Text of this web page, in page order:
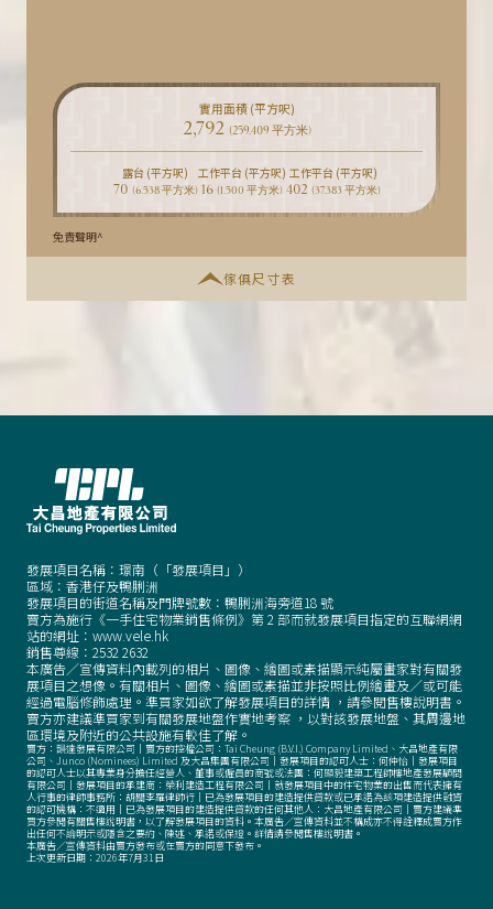
實用面積 (平方呎)
2,792 (259.409 平方米)
露台 (平方呎)
70 (6.538 平方米)
工作平台 (平方呎)
16 (1.500 平方米)
工作平台 (平方呎)
402 (37.383 平方米)
免責聲明^
傢俱尺寸表
發展項目名稱：璟南（「發展項目」）
區域：香港仔及鴨脷洲
發展項目的街道名稱及門牌號數：鴨脷洲海旁道18 號
賣方為施行《一手住宅物業銷售條例》第 2 部而就發展項目指定的互聯網網
站的網址：www.vele.hk
銷售尊線： 2532 2632
本廣告／宣傳資料內載列的相片、圖像、繪圖或素描顯示純屬畫家對有關發
展項目之想像。有關相片、圖像、繪圖或素描並非按照比例繪畫及／或可能
經過電腦修飾處理。準買家如欲了解發展項目的詳情 ， 請參閱售樓說明書。
賣方亦建議準買家到有關發展地盤作實地考察 ， 以對該發展地盤、其周邊地
區環境及附近的公共設施有較佳了解。
賣方：韻達發展有限公司｜賣方的控權公司：Tai Cheung (B.V.I.) Company Limited、大昌地產有限
公司、Junco (Nominees) Limited 及大昌集團有限公司｜發展項目的認可人士：何仲怡｜發展項目
的認可人士以其專業身分擔任經營人、董事或僱員的商號或法團：何顯毅建築工程師樓地產發展顧問
有限公司｜發展項目的承建商：榮利建造工程有限公司｜就發展項目中的住宅物業的出售而代表擁有
人行事的律師事務所：胡關李羅律師行｜已為發展項目的建造提供貸款或已承諾為該項建造提供融資
的認可機構：不適用｜已為發展項目的建造提供貸款的任何其他人：大昌地產有限公司｜賣方建議準
買方參閱有關售樓說明書 ， 以了解發展項目的資料。本廣告／宣傳資料並不構成亦不得詮釋成賣方作
出任何不論明示或隱含之要約、陳述、承諾或保證。詳情請參閱售樓說明書。
本廣告／宣傳資料由賣方發布或在賣方的同意下發布。
上次更新日期：2026年7月31日